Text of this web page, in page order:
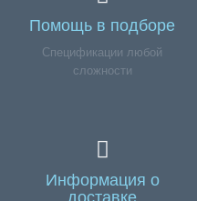
Помощь в подборе
Спецификации любой
сложности
Информация о
доставке